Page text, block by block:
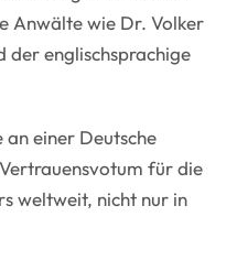
Anwälte wie Dr. Volker
der englischsprachige
an einer Deutsche
für die
weltweit, nicht nur in